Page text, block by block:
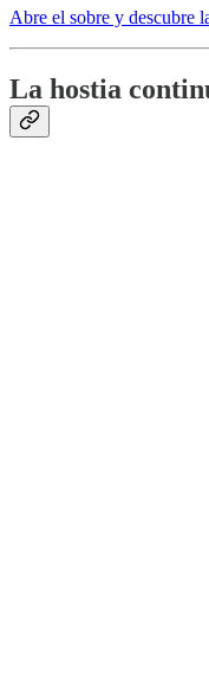
Abre el sobre y descubre
La hostia